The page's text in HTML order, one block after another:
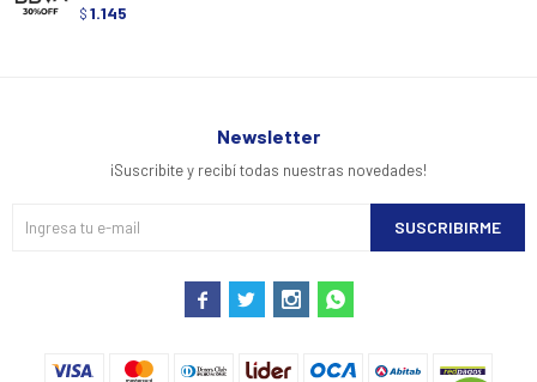
$ 1.145
Newsletter
¡Suscribite y recibí todas nuestras novedades!
SUSCRIBIRME
   